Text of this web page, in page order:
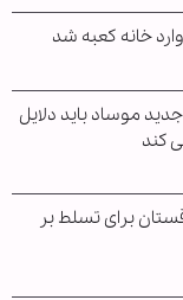
خانه کعبه شد
موساد باید دلایل
کند
برای تسلط بر